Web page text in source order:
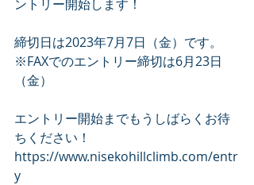
ントリー開始します！
締切日は2023年7月7日（金）です。
※FAXでのエントリー締切は6月23日
（金）
エントリー開始までもうしばらくお待
ちください！
https://www.nisekohillclimb.com/entr
y